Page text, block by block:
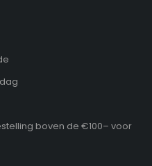
boven de €100– voor